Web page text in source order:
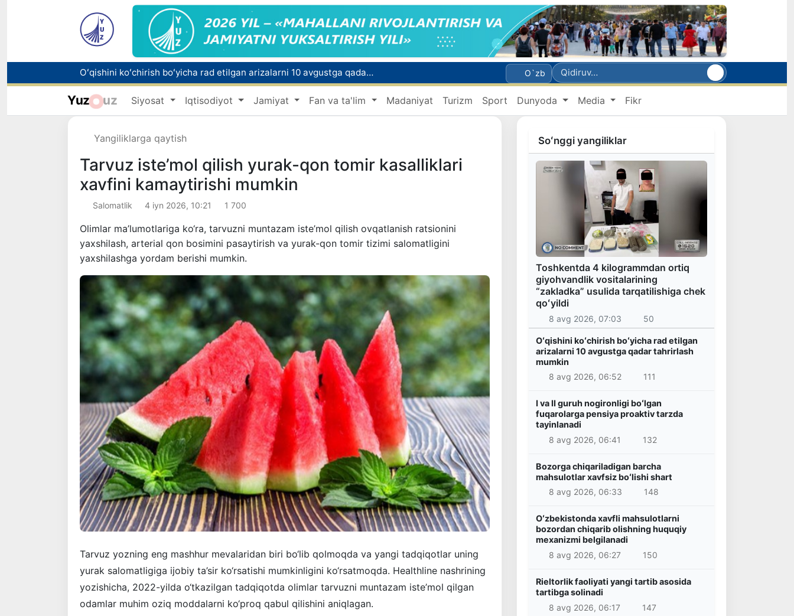
Oʻqishini koʻchirish boʻyicha rad etilgan arizalarni 10 avgustga qadar tahrirlash mumkin
I va II guruh nogironligi boʻlgan fuqarolarga pensiya proaktiv tarzda tayinlanadi
Bozorga chiqariladigan barcha mahsulotlar xavfsiz boʻlishi shart
O`zb
Yuz uz Siyosat Iqtisodiyot Jamiyat Fan va ta'lim Madaniyat Turizm Sport Dunyoda Media Fikr
Yangiliklarga qaytish
Tarvuz iste’mol qilish yurak-qon tomir kasalliklari
xavfini kamaytirishi mumkin
Salomatlik 4 iyn 2026, 10:21 1 700
Olimlar ma’lumotlariga ko‘ra, tarvuzni muntazam iste’mol qilish ovqatlanish ratsionini
yaxshilash, arterial qon bosimini pasaytirish va yurak-qon tomir tizimi salomatligini
yaxshilashga yordam berishi mumkin.
Tarvuz yozning eng mashhur mevalaridan biri bo‘lib qolmoqda va yangi tadqiqotlar uning
yurak salomatligiga ijobiy ta’sir ko‘rsatishi mumkinligini ko‘rsatmoqda. Healthline nashrining
yozishicha, 2022-yilda o‘tkazilgan tadqiqotda olimlar tarvuzni muntazam iste’mol qilgan
odamlar muhim oziq moddalarni ko‘proq qabul qilishini aniqlagan.
Soʻnggi yangiliklar
Toshkentda 4 kilogrammdan ortiq
giyohvandlik vositalarining
“zakladka” usulida tarqatilishiga chek
qoʻyildi
8 avg 2026, 07:03 50
Oʻqishini koʻchirish boʻyicha rad etilgan
arizalarni 10 avgustga qadar tahrirlash
mumkin
8 avg 2026, 06:52
111
I va II guruh nogironligi boʻlgan
fuqarolarga pensiya proaktiv tarzda
tayinlanadi
8 avg 2026, 06:41
132
Bozorga chiqariladigan barcha
mahsulotlar xavfsiz boʻlishi shart
8 avg 2026, 06:33
148
Oʻzbekistonda xavfli mahsulotlarni
bozordan chiqarib olishning huquqiy
mexanizmi belgilanadi
8 avg 2026, 06:27
150
Rieltorlik faoliyati yangi tartib asosida
tartibga solinadi
8 avg 2026, 06:17
147